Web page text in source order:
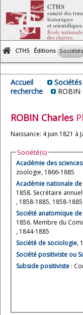
CTHS Éditions Sociétés
Accueil
recherche
ROBIN
ROBIN Charles
Naissance: 4 juin 1821 à
Société(s)
Académie des sciences
zoologie, 1866-1885
Académie nationale
1858. Secrétaire
, 1858-1885, 1858-1885
Société anatomique
1856. Membre du
, 1844-1885
Société de sociologie,
Société positiviste ou
Subside positiviste :